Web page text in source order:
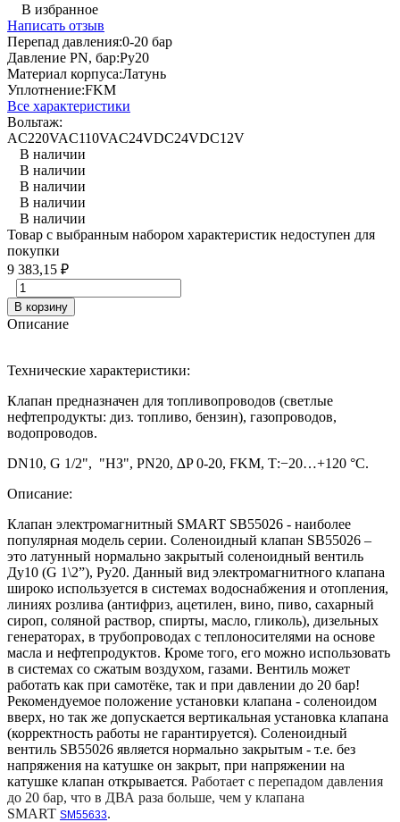
В избранное
Написать отзыв
Перепад давления:0-20 бар
Давление PN, бар:Ру20
Материал корпуса:Латунь
Уплотнение:FKM
Все характеристики
Вольтаж:
AC220VAC110VAC24VDC24VDC12V
В наличии
В наличии
В наличии
В наличии
В наличии
Товар с выбранным набором характеристик недоступен для
покупки
9 383,15 ₽
В корзину
Описание
Технические характеристики:
Клапан предназначен для топливопроводов (светлые
нефтепродукты: диз. топливо, бензин), газопроводов,
водопроводов.
DN10, G 1/2", "НЗ", PN20, ∆P 0-20, FKM, Т:−20…+120 °С.
Описание:
Клапан электромагнитный SMART SB55026 - наиболее
популярная модель серии. Соленоидный клапан SB55026 –
это латунный нормально закрытый соленоидный вентиль
Ду10 (G 1\2”), Ру20. Данный вид электромагнитного клапана
широко используется в системах водоснабжения и отопления,
линиях розлива (антифриз, ацетилен, вино, пиво, сахарный
сироп, соляной раствор, спирты, масло, гликоль), дизельных
генераторах, в трубопроводах с теплоносителями на основе
масла и нефтепродуктов. Кроме того, его можно использовать
в системах со сжатым воздухом, газами. Вентиль может
работать как при самотёке, так и при давлении до 20 бар!
Рекомендуемое положение установки клапана - соленоидом
вверх, но так же допускается вертикальная установка клапана
(корректность работы не гарантируется). Соленоидный
вентиль SB55026 является нормально закрытым - т.е. без
напряжения на катушке он закрыт, при напряжении на
катушке клапан открывается. Работает с перепадом давления
до 20 бар, что в ДВА раза больше, чем у клапана
SMART SM55633.